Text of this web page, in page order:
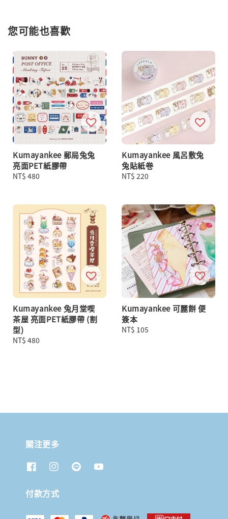
您可能也喜歡
Kumayankee 郵局兔兔
亮面PET紙膠帶
Regular
NT$ 480
Kumayankee 風呂敷兔
兔貼紙卷
Regular
NT$ 220
Kumayankee 兔月堂喫
茶屋 亮面PET紙膠帶 (割
型)
Regular
NT$ 480
Kumayankee 可麗餅 便
簽本
Regular
NT$ 105
關注更多
付款方式